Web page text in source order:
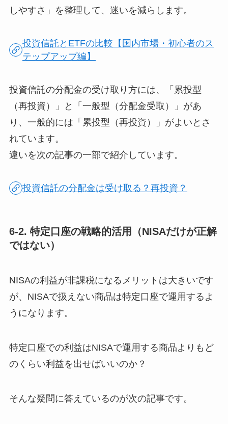
しやすさ」を整理して、迷いを減らします。
投資信託とETFの比較【国内市場・初心者のス
テップアップ編】
投資信託の分配金の受け取り方には、「累投型
（再投資）」と「一般型（分配金受取）」があ
り、一般的には「累投型（再投資）」がよいとさ
れています。
違いを次の記事の一部で紹介しています。
投資信託の分配金は受け取る？再投資？
6-2. 特定口座の戦略的活用（NISAだけが正解
ではない）
NISAの利益が非課税になるメリットは大きいです
が、NISAで扱えない商品は特定口座で運用するよ
うになります。
特定口座での利益はNISAで運用する商品よりもど
のくらい利益を出せばいいのか？
そんな疑問に答えているのが次の記事です。